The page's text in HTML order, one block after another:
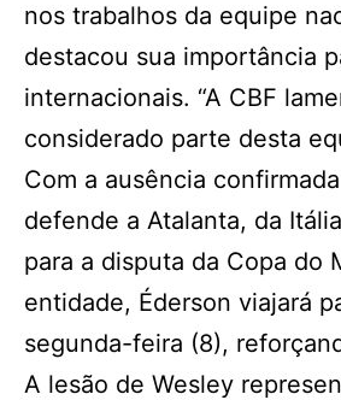
nos trabalhos da equipe
destacou sua importância
internacionais. “A CBF
considerado parte desta
Com a ausência
defende a Atalanta, da
para a disputa da Copa do
entidade, Éderson viajará
segunda-feira (8),
A lesão de Wesley